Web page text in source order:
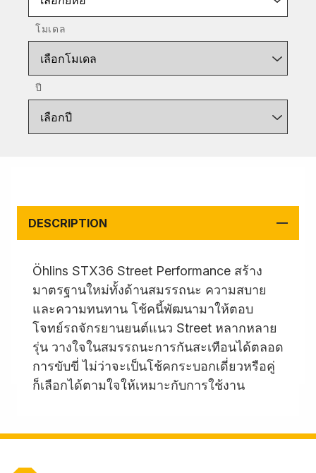
โมเดล
เลือกโมเดล
ปี
เลือกปี
DESCRIPTION
Öhlins STX36 Street Performance สร้าง
มาตรฐานใหม่ทั้งด้านสมรรถนะ ความสบาย
และความทนทาน โช้คนี้พัฒนามาให้ตอบ
โจทย์รถจักรยานยนต์แนว Street หลากหลาย
รุ่น วางใจในสมรรถนะการกันสะเทือนได้ตลอด
การขับขี่ ไม่ว่าจะเป็นโช้คกระบอกเดี่ยวหรือคู่
ก็เลือกได้ตามใจให้เหมาะกับการใช้งาน